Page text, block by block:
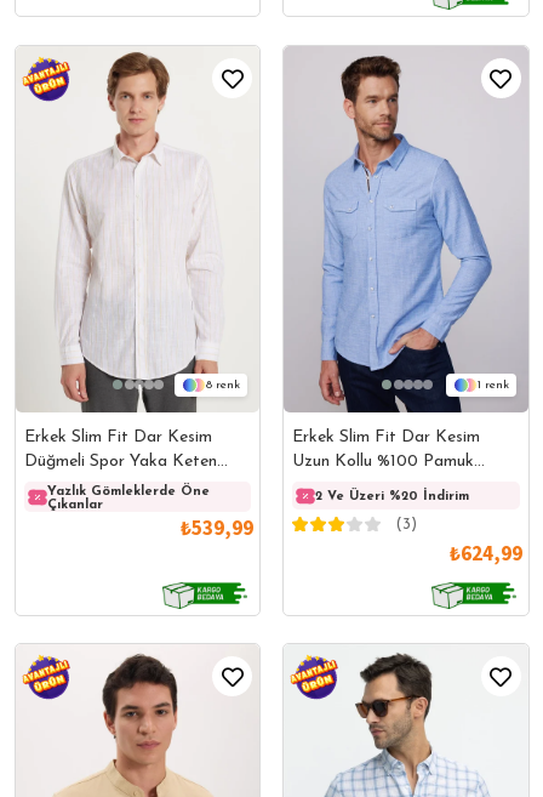
8
Erkek Slim Fit Dar Kesim
Düğmeli Spor Yaka Keten
Efekt %100 Pamuk Sarı Çizgili
Yazlık Gömlek
Yazlık Gömleklerde Öne
Çıkanlar
Yazlık Gömleklerde Öne
Çıkanlar
₺539,99
1
Erkek Slim Fit Dar Kesim
Uzun Kollu %100 Pamuk
Keten Doku Çift Cep Biyeli
Mavi Gömlek
2 Ve Üzeri %20 İndirim
(3)
₺624,99